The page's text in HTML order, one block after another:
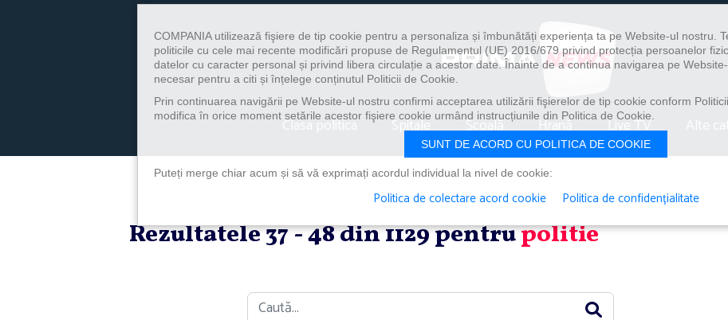
Clasa politica Spitale Școală Hrană Live TV
Rezultatele 37 - 48 din 1129 pentrupolitie
Caută
COMPANIA utilizează fişiere de tip cookie pentru a personaliza și îmbunătăți experiența ta pe Website-ul nostru.
politicile cu cele mai recente modificări propuse de Regulamentul (UE) 2016/679 privind protecția persoanelor
datelor cu caracter personal și privind libera circulație a acestor date. Înainte de a continua navigarea pe
necesar pentru a citi și înțelege conținutul Politicii de Cookie.
Prin continuarea navigării pe Website-ul nostru confirmi acceptarea utilizării fişierelor de tip cookie conform
modifica în orice moment setările acestor fişiere cookie urmând instrucțiunile din Politica de Cookie.
SUNT DE ACORD CU POLITICA DE COOKIE
Puteți merge chiar acum și să vă exprimați acordul individual la nivel de cookie:
Politica de colectare acord cookie Politica de confidențialitate